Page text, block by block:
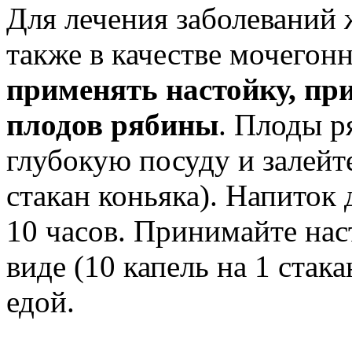
Для лечения
также в качестве
применять настойку,
плодов рябины. Плоды
глубокую посуду и
стакан коньяка). Напиток
10 часов. Принимайте
виде (10 капель на 1
едой.